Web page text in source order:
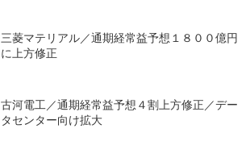
三菱マテリアル／通期経常益予想１８００億円
に上方修正
古河電工／通期経常益予想４割上方修正／デー
タセンター向け拡大